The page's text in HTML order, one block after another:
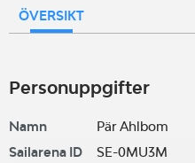
ÖVERSIKT
Personuppgifter
Namn
Pär Ahlbom
Sailarena ID
SE-0MU3M